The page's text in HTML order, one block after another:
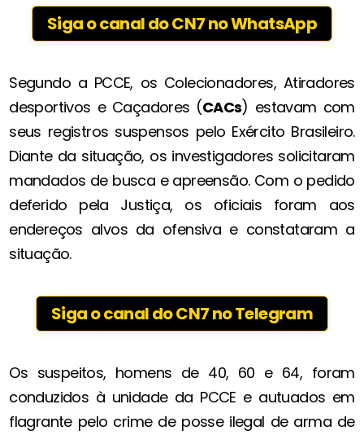
Siga o canal do CN7 no WhatsApp
Segundo a PCCE, os Colecionadores, Atiradores
desportivos e Caçadores (CACs) estavam com
seus registros suspensos pelo Exército Brasileiro.
Diante da situação, os investigadores solicitaram
mandados de busca e apreensão. Com o pedido
deferido pela Justiça, os oficiais foram aos
endereços alvos da ofensiva e constataram a
situação.
Siga o canal do CN7 no Telegram
Os suspeitos, homens de 40, 60 e 64, foram
conduzidos à unidade da PCCE e autuados em
flagrante pelo crime de posse ilegal de arma de